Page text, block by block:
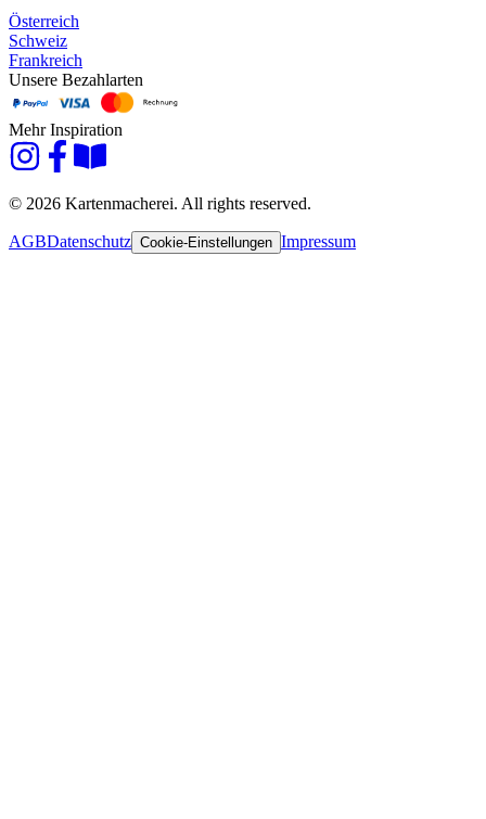
Österreich
Schweiz
Frankreich
Unsere Bezahlarten
Mehr Inspiration
© 2026 Kartenmacherei. All rights reserved.
AGBDatenschutz Cookie-Einstellungen Impressum